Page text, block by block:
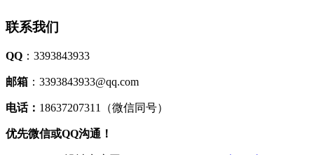
联系我们
QQ ：3393843933
邮箱 ：3393843933@qq.com
电话： 18637207311（微信同号）
优先微信或QQ沟通！